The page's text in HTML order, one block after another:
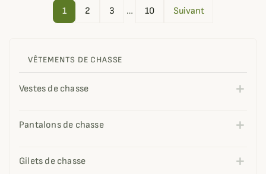
VÊTEMENTS DE CHASSE
Vestes de chasse
Pantalons de chasse
Gilets de chasse
1 2 3 … 10 Suivant